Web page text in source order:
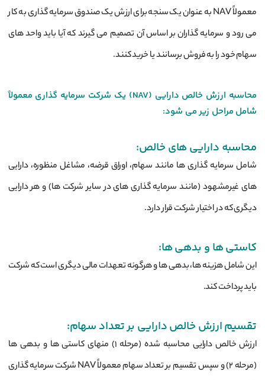
معمولاً NAV به عنوان یک سنجه برای ارزش یک صندوق سرمایه‌ گذاری به ‌کار
می ‌رود و سرمایه ‌گذاران بر اساس آن تصمیم می ‌گیرند که آیا باید واحد های
سهام خود را به فروش برسانند یا خرید کنند.
محاسبه ارزش خالص دارایی (NAV) یک شرکت سرمایه‌ گذاری معمولاً
شامل مراحل زیر می ‌شود:
محاسبه دارایی ‌های خالص:
شامل سرمایه‌ گذاری‌ ها مانند سهام، اوراق قرضه، مشاغل منظوره، دارایی‌
های غیرمشهود (مانند سرمایه گذاری ‌های در سایر شرکت ‌ها) و هر دارایی
دیگری که در اختیار شرکت قرار دارد.
کاستی‌ ها و بدهی ‌ها:
این شامل هزینه‌ ها، بدهی ‌ها و هرگونه تعهدات مالی دیگری است که شرکت
باید پرداخت کند.
تقسیم ارزش خالص دارایی بر تعداد سهام:
ارزش خالص دارایی محاسبه شده (مرحله 1) منهای کاستی ‌ها و بدهی‌ ها
(مرحله 2) و سپس تقسیم بر تعداد سهام معمولاً NAV شرکت سرمایه‌ گذاری